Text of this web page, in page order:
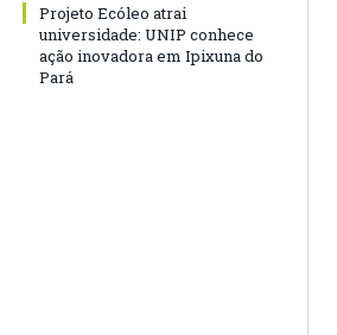
Projeto Ecóleo atrai
universidade: UNIP conhece
ação inovadora em Ipixuna do
Pará